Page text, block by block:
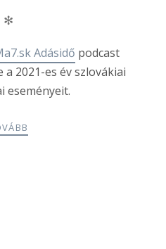
✻
Adásidő podcast
2021-es év szlovákiai
eseményeit.